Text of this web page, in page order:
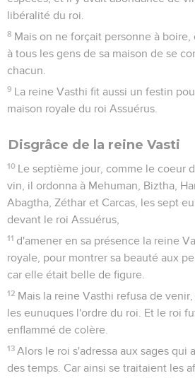
libéralité du roi.
8 Mais on ne forçait personne à
à tous les gens de sa maison de se
chacun.
9 La reine Vasthi fit aussi un festin
maison royale du roi Assuérus.
Disgrâce de la reine Vasti
10 Le septième jour, comme le coeur
vin, il ordonna à Mehuman, Biztha,
Abagtha, Zéthar et Carcas, les sept
devant le roi Assuérus,
11 d'amener en sa présence la reine
royale, pour montrer sa beauté aux
car elle était belle de figure.
12 Mais la reine Vasthi refusa de
les eunuques l'ordre du roi. Et le roi
enflammé de colère.
13 Alors le roi s'adressa aux sages qui
des temps. Car ainsi se traitaient les